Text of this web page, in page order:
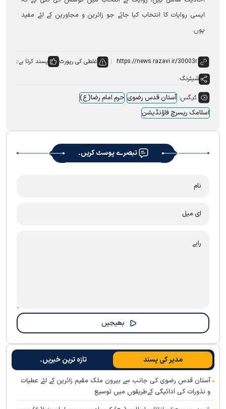
ایسی روایات کا انتخاب کیا جائے جو زائرین و مجاورین کے لئے مفید
ہوں۔
غلطی کی رپورٹ
پسند کرتا ہے:
شیئرنگ
ٹیگس: آستان قدس رضوی حرم امام رضا(ع)
اسلامک ریسرچ فاؤنڈیشن
تبصرے پوسٹ کریں۔
مدیر کی پسند تازہ ترین خبریں۔
آستان قدس رضوی کی جانب سے بیرون ملک مقیم زائرین کے لئے عطیات
و نذورات کی ادائیگی کےطریقوں میں توسیع